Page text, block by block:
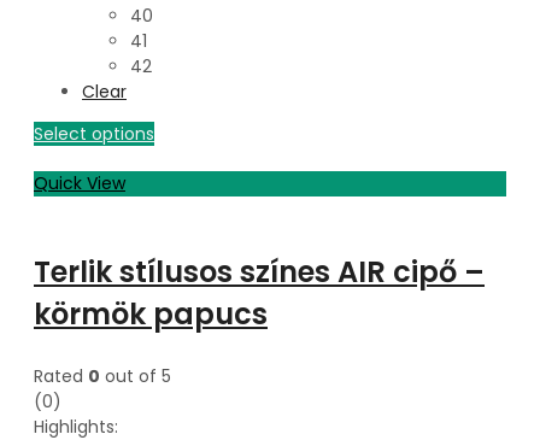
40
41
42
Clear
Select options
Quick View
Terlik stílusos színes AIR cipő –
körmök papucs
Rated 0 out of 5
(0)
Highlights: